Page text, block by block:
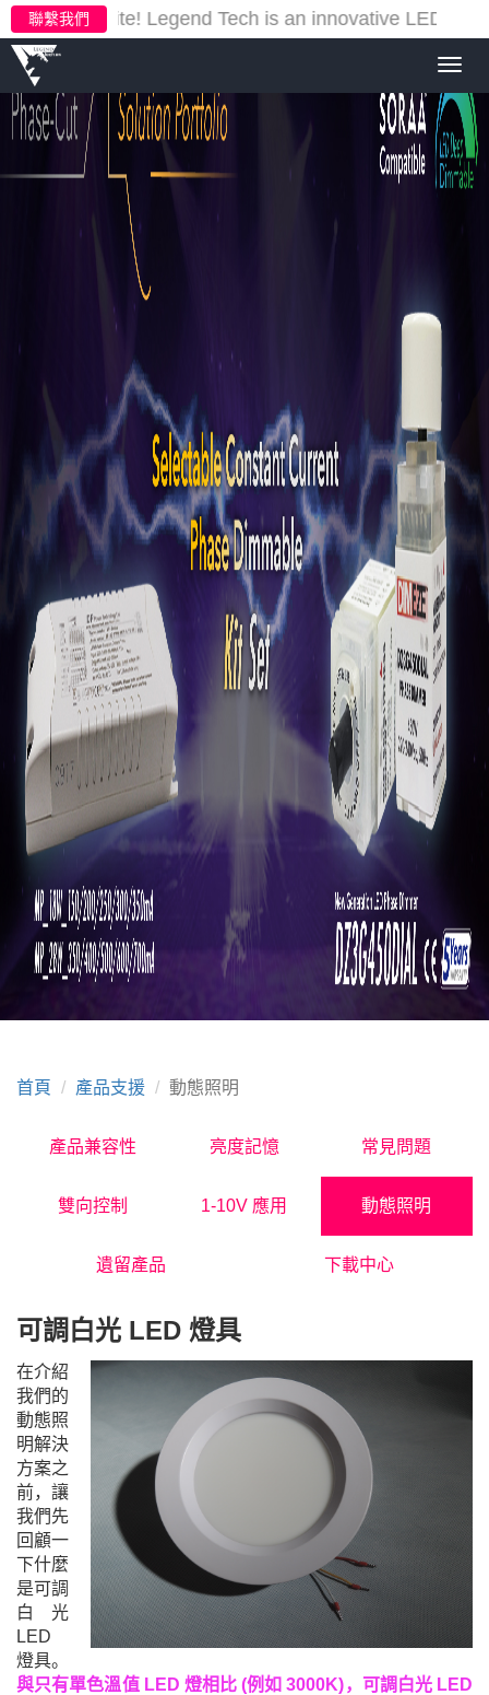
聯繫我們
new website!Legend Tech is an innovative LED
首頁 產品支援 動態照明
產品兼容性 亮度記憶 常見問題
雙向控制 1-10V 應用 動態照明
遺留產品 下載中心
可調白光 LED 燈具
在介紹
我們的
動態照
明解決
方案之
前， 讓
我們先
回顧一
下什麼
是可調
白光
LED
燈具。
與只有單色溫值 LED 燈相比 (例如 3000K)，可調白光 LED